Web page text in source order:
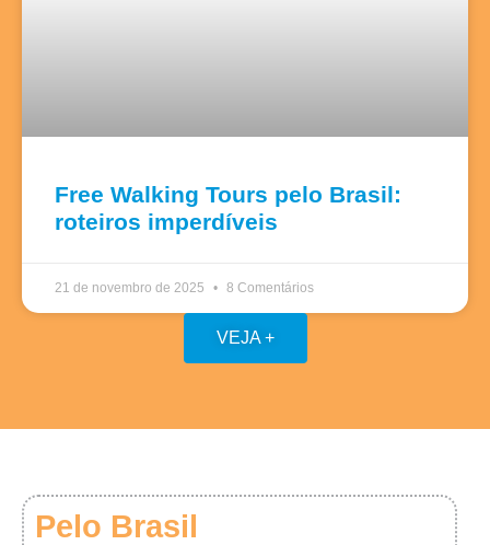
Free Walking Tours pelo Brasil:
roteiros imperdíveis
21 de novembro de 2025 8 Comentários
VEJA +
Pelo Brasil